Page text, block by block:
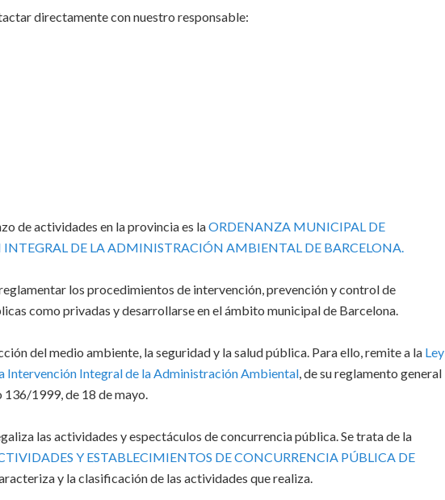
directamente con nuestro responsable:
de actividades en la provincia es laORDENANZA MUNICIPAL DE
DE LA ADMINISTRACIÓN AMBIENTAL DE BARCELONA.
los procedimientos de intervención, prevención y control de
como privadas y desarrollarse en el ámbito municipal de Barcelona.
del medio ambiente, la seguridad y la salud pública. Para ello, remite a la Ley
Intervención Integral de la Administración Ambiental, de su reglamento general
1999, de 18 de mayo.
las actividades y espectáculos de concurrencia pública. Se trata de la
Y ESTABLECIMIENTOS DE CONCURRENCIA PÚBLICA DE
y la clasificación de las actividades que realiza.